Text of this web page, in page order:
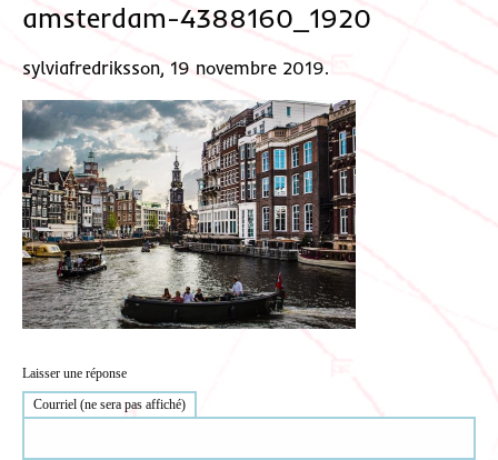
amsterdam-4388160_1920
sylviafredriksson, 19 novembre 2019.
Laisser une réponse
Courriel (ne sera pas affiché)